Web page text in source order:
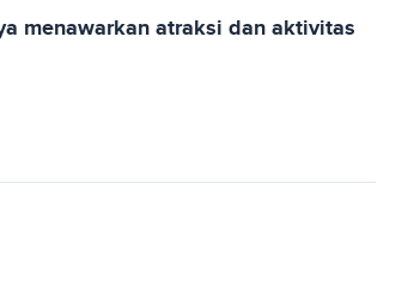
menawarkan atraksi dan aktivitas